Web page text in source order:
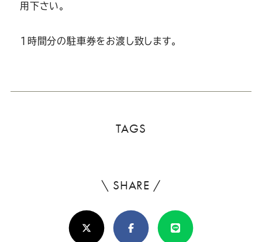
用下さい。
1時間分の駐車券をお渡し致します。
TAGS
\ SHARE /
ろ
し
X(Twitter)FacebookLine